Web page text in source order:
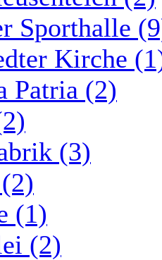
Sporthalle
Kirche
Patria (2)
(3)
(1)
(2)